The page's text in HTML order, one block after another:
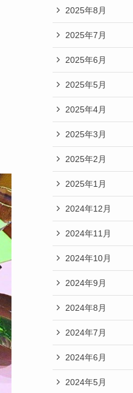
2025年8月
2025年7月
2025年6月
2025年5月
2025年4月
2025年3月
2025年2月
2025年1月
2024年12月
2024年11月
2024年10月
2024年9月
2024年8月
2024年7月
2024年6月
2024年5月